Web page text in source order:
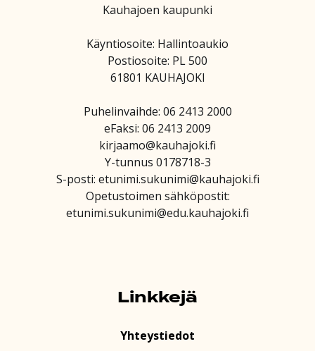
Kauhajoen kaupunki
Käyntiosoite: Hallintoaukio
Postiosoite: PL 500
61801 KAUHAJOKI
Puhelinvaihde: 06 2413 2000
eFaksi: 06 2413 2009
kirjaamo@kauhajoki.fi
Y-tunnus 0178718-3
S-posti: etunimi.sukunimi@kauhajoki.fi
Opetustoimen sähköpostit:
etunimi.sukunimi@edu.kauhajoki.fi
Linkkejä
Yhteystiedot